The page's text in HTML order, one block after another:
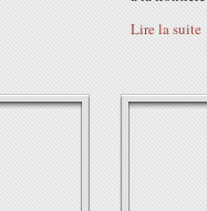
Lire la suite